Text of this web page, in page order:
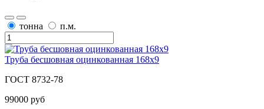
тонна п.м.
Труба бесшовная оцинкованная 168х9
ГОСТ 8732-78
99000 руб